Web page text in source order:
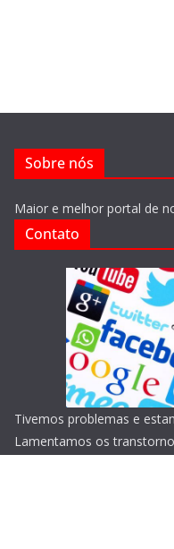
Sobre nós
Maior e melhor portal de
Contato
Tivemos problemas e
Lamentamos os